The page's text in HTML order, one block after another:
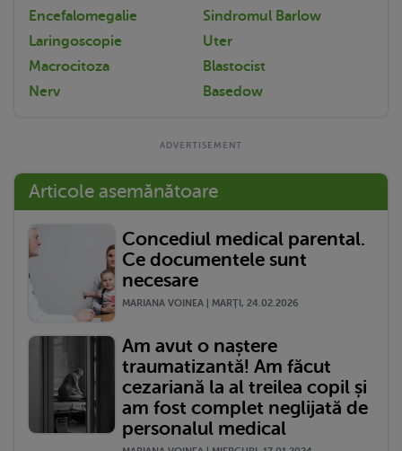
Encefalomegalie
Sindromul Barlow
Laringoscopie
Uter
Macrocitoza
Blastocist
Nerv
Basedow
Articole asemănătoare
Concediul medical parental.
Ce documentele sunt
necesare
MARIANA VOINEA | MARŢI, 24.02.2026
Am avut o naștere
traumatizantă! Am făcut
cezariană la al treilea copil și
am fost complet neglijată de
personalul medical